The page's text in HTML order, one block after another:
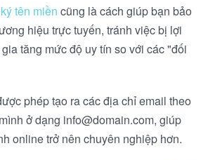
tên miền cũng là cách giúp bạn bảo
hiệu trực tuyến, tránh việc bị lợi
tăng mức độ uy tín so với các "đối
phép tạo ra các địa chỉ email theo
ở dạng info@domain.com, giúp
online trở nên chuyên nghiệp hơn.